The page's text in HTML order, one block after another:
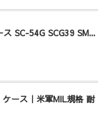
SC-54G SCG39 SM...
ース｜米軍MIL規格 耐